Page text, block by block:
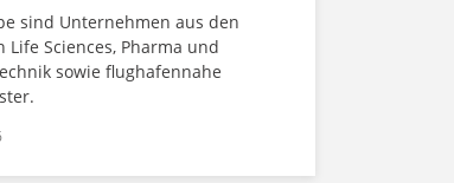
sind Unternehmen aus den
Life Sciences, Pharma und
sowie flughafennahe